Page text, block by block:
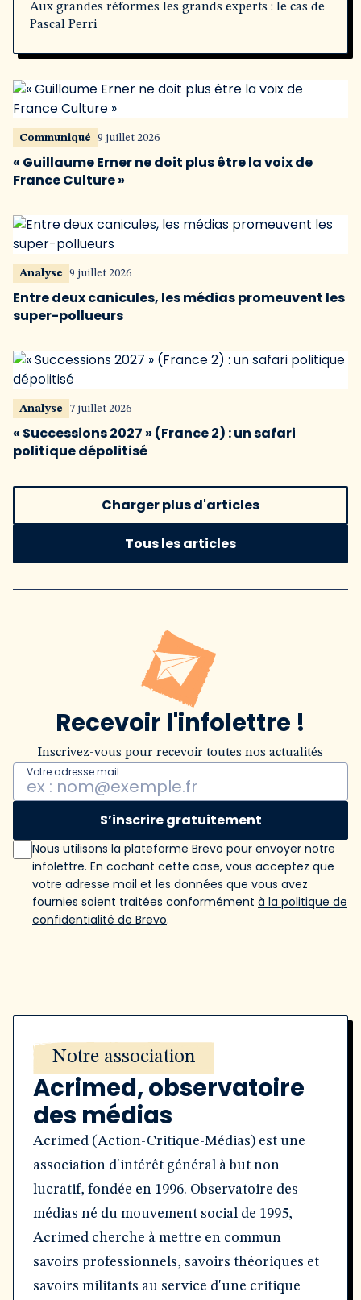
Aux grandes réformes les grands experts : le cas de
Pascal Perri
Communiqué 9 juillet 2026
« Guillaume Erner ne doit plus être la voix de
France Culture »
Analyse 9 juillet 2026
Entre deux canicules, les médias promeuvent les
super-pollueurs
Analyse 7 juillet 2026
« Successions 2027 » (France 2) : un safari
politique dépolitisé
Charger plus d'articles
Tous les articles
Recevoir l'infolettre !
Inscrivez-vous pour recevoir toutes nos actualités
Votre adresse mail
S’inscrire gratuitement
Nous utilisons la plateforme Brevo pour envoyer notre
infolettre. En cochant cette case, vous acceptez que
votre adresse mail et les données que vous avez
fournies soient traitées conformément à la politique de
confidentialité de Brevo.
Notre association
Acrimed, observatoire
des médias
Acrimed (Action-Critique-Médias) est une
association d'intérêt général à but non
lucratif, fondée en 1996. Observatoire des
médias né du mouvement social de 1995,
Acrimed cherche à mettre en commun
savoirs professionnels, savoirs théoriques et
savoirs militants au service d'une critique